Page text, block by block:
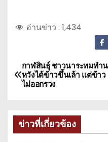
อ่านข่าว : 1,434
แ
น
แ
กาฬสินธุ์ ชาวนาระทมทำ
หวังได้ข้าวขึ้นเล้า แต่ข้าว
ไม่ออกรวง
ข่าวที่เกี่ยวข้อง